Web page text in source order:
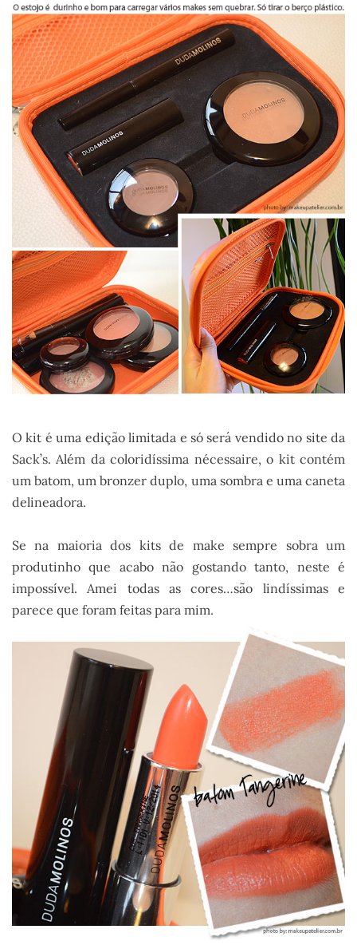
O kit é uma edição limitada e só será vendido no site da
Sack’s. Além da coloridíssima nécessaire, o kit contém
um batom, um bronzer duplo, uma sombra e uma caneta
delineadora.
Se na maioria dos kits de make sempre sobra um
produtinho que acabo não gostando tanto, neste é
impossível. Amei todas as cores…são lindíssimas e
parece que foram feitas para mim.